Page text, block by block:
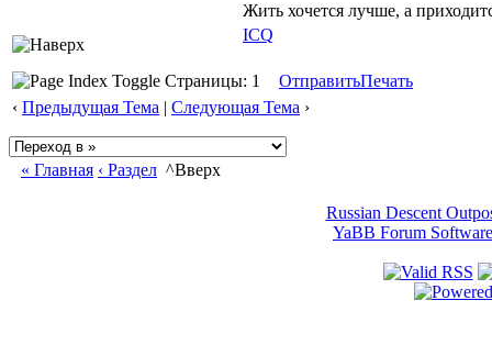
Жить хочется лучше, а
ICQ
Страницы: 1 ОтправитьПечать
‹ Предыдущая Тема | Следующая Тема ›
« Главная ‹ Раздел ^Вверх
Russian Descent
YaBB Forum Software